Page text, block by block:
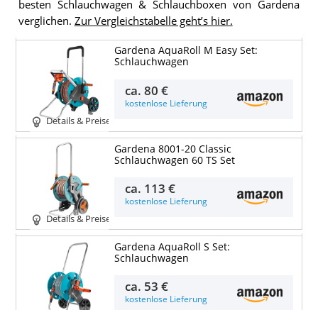
besten Schlauchwagen & Schlauchboxen von Gardena
verglichen. Zur Vergleichstabelle geht’s hier.
Details & Preise
Gardena AquaRoll M Easy Set:
Schlauchwagen
ca.80 €
kostenlose Lieferung
Details & Preise
Gardena 8001-20 Classic
Schlauchwagen 60 TS Set
ca. 113 €
kostenlose Lieferung
Gardena AquaRoll S Set:
Schlauchwagen
ca. 53 €
kostenlose Lieferung